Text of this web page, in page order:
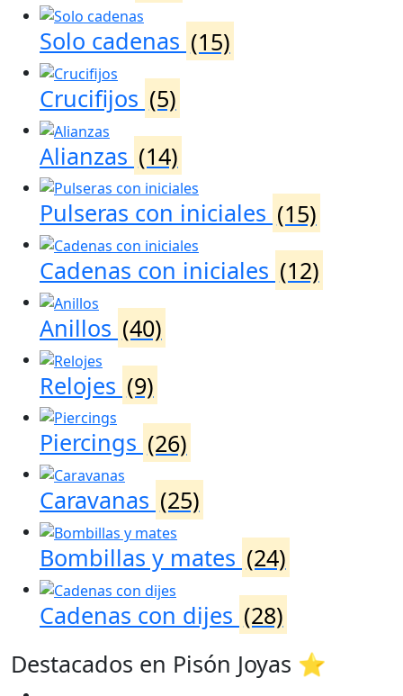
Solo cadenas (15)
Crucifijos (5)
Alianzas (14)
Pulseras con iniciales (15)
Cadenas con iniciales (12)
Anillos (40)
Relojes (9)
Piercings (26)
Caravanas (25)
Bombillas y mates (24)
Cadenas con dijes (28)
Destacados en Pisón Joyas ⭐